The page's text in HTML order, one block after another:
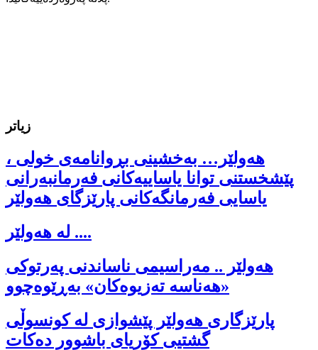
زیاتر
هەولێر… بەخشینی بڕوانامەی خولی ،
پێشخستنی توانا یاساییەکانی فەرمانبەرانی
یاسایی فەرمانگەکانی پارێزگای هەولێر
لە هەولێر ....
هەولێر .. مەراسیمی ناساندنی پەرتوکی
«هەناسە تەزیوەکان» بەڕێوەچوو
پارێزگاری هەولێر پێشوازی لە کونسوڵی
گشتیی کۆریای باشوور دەکات